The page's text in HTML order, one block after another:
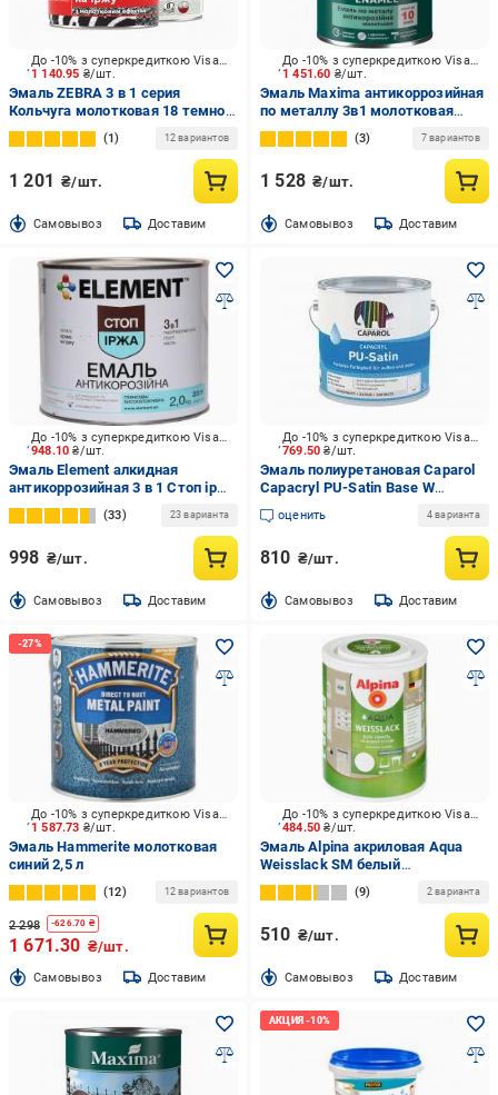
1 140.95 ₴/шт.
До -10% з суперкредиткою Visa Вигода
Эмаль ZEBRA 3 в 1 серия
Кольчуга молотковая 18 темно-
серый глянец 2,2 кг
1 12 вариантов
1 201 ₴/шт.
Cамовывоз Доставим
1 451.60 ₴/шт.
До -10% з суперкредиткою Visa Вигода
Эмаль Maxima антикоррозийная
по металлу 3в1 молотковая
антрацит глянец 2,3 кг
3 7 вариантов
1 528 ₴/шт.
Cамовывоз Доставим
948.10₴/шт.
До -10% з суперкредиткою Visa Вигода
Эмаль Element алкидная
антикоррозийная 3 в 1 Стоп іржа
серый глянец 2 кг
33 23 варианта
998 ₴/шт.
Cамовывоз Доставим
769.50₴/шт.
До -10% з суперкредиткою Visa Вигода
Эмаль полиуретановая Caparol
Capacryl PU-Satin Base W
шелковистый мат белая 0,7 л
оценить 4 варианта
810 ₴/шт.
Cамовывоз Доставим
1 587.73 ₴/шт.
До -10% з суперкредиткою Visa Вигода
Эмаль Hammerite молотковая
синий 2,5 л
12 12 вариантов
2 298 -626.70 ₴
1 671.30 ₴/шт.
Cамовывоз Доставим
484.50₴/шт.
До -10% з суперкредиткою Visa Вигода
Эмаль Alpina акриловая Aqua
Weisslack SM белый
шелковистый мат 0,75 л
9 2 варианта
510 ₴/шт.
Cамовывоз Доставим